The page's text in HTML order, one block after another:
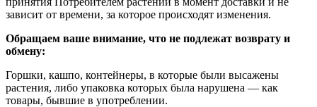
зависит от времени, за которое происходят изменения.
Обращаем ваше внимание, что не подлежат возврату и
обмену:
Горшки, кашпо, контейнеры, в которые были высажены
растения, либо упаковка которых была нарушена — как
товары, бывшие в употреблении.